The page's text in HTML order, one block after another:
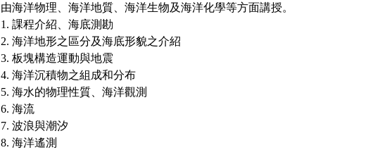
由海洋物理、海洋地質、海洋生物及海洋化學等方面講授。
1. 課程介紹、海底測勘
2. 海洋地形之區分及海底形貌之介紹
3. 板塊構造運動與地震
4. 海洋沉積物之組成和分布
5. 海水的物理性質、海洋觀測
6. 海流
7. 波浪與潮汐
8. 海洋遙測